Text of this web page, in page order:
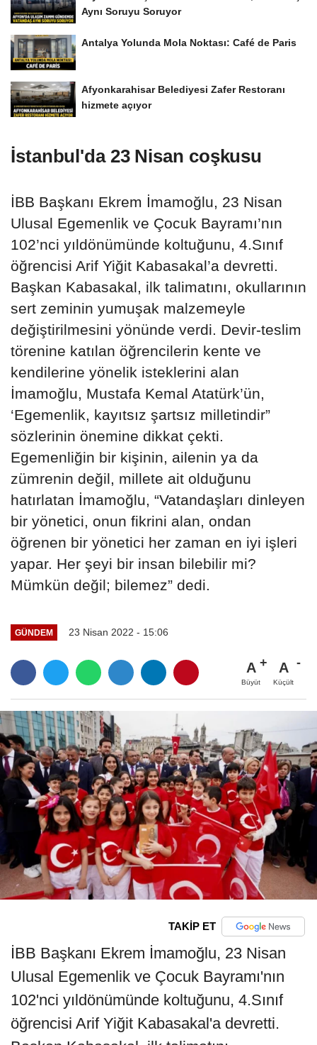
Aynı Soruyu Soruyor
Antalya Yolunda Mola Noktası: Café de Paris
Afyonkarahisar Belediyesi Zafer Restoranı
hizmete açıyor
İstanbul'da 23 Nisan coşkusu
İBB Başkanı Ekrem İmamoğlu, 23 Nisan
Ulusal Egemenlik ve Çocuk Bayramı’nın
102’nci yıldönümünde koltuğunu, 4.Sınıf
öğrencisi Arif Yiğit Kabasakal’a devretti.
Başkan Kabasakal, ilk talimatını, okullarının
sert zeminin yumuşak malzemeyle
değiştirilmesini yönünde verdi. Devir-teslim
törenine katılan öğrencilerin kente ve
kendilerine yönelik isteklerini alan
İmamoğlu, Mustafa Kemal Atatürk’ün,
‘Egemenlik, kayıtsız şartsız milletindir”
sözlerinin önemine dikkat çekti.
Egemenliğin bir kişinin, ailenin ya da
zümrenin değil, millete ait olduğunu
hatırlatan İmamoğlu, “Vatandaşları dinleyen
bir yönetici, onun fikrini alan, ondan
öğrenen bir yönetici her zaman en iyi işleri
yapar. Her şeyi bir insan bilebilir mi?
Mümkün değil; bilemez” dedi.
GÜNDEM 23 Nisan 2022 - 15:06
A
Büyüt
A
Küçült
TAKİP ET
İBB Başkanı Ekrem İmamoğlu, 23 Nisan
Ulusal Egemenlik ve Çocuk Bayramı'nın
102'nci yıldönümünde koltuğunu, 4.Sınıf
öğrencisi Arif Yiğit Kabasakal'a devretti.